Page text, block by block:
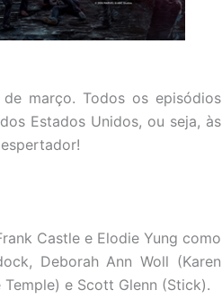
março. Todos os episódios
Estados Unidos, ou seja, às
Castle e Elodie Yung como
Deborah Ann Woll (Karen
e Scott Glenn (Stick).